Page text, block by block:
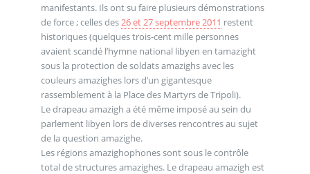
manifestants. Ils ont su faire plusieurs démonstrations
de force ; celles des26 et 27 septembre 2011 restent
historiques (quelques trois-cent mille personnes
avaient scandé l’hymne national libyen en tamazight
sous la protection de soldats amazighs avec les
couleurs amazighes lors d’un gigantesque
rassemblement à la Place des Martyrs de Tripoli).
Le drapeau amazigh a été même imposé au sein du
parlement libyen lors de diverses rencontres au sujet
de la question amazighe.
Les régions amazighophones sont sous le contrôle
total de structures amazighes. Le drapeau amazigh est